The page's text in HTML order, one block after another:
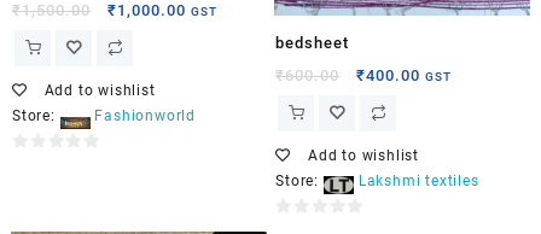
₹1,500.00 ₹1,000.00 GST
Add to wishlist
Store:
Fashionworld
bedsheet
₹600.00 ₹400.00 GST
Add to wishlist
Store:
Lakshmi textiles